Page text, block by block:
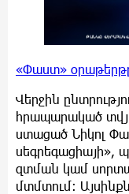
«Փաստ»
Վերջին
հրապարակած
ստացած Նիկոլ
սեգրեգացիայի»,
զտման կամ
մտմտում: